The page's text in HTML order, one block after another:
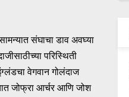
संघाचा डाव अवघ्या
परिस्थिती
वेगवान गोलंदाज
जोफ्रा आर्चर आणि जोश